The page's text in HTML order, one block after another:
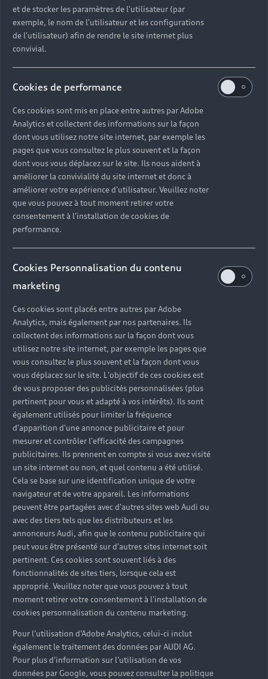
Découvrir le leasing Audi
pour les professionnels
Le leasing est de plus en plus apprécié que ce soit par
les particuliers ou les professionnels. Choisir l’Audi
A7 en leasing est une valeur sûre puisque vous
définissez vous-même le montant à allouer chaque
mois pour votre véhicule. Vous pouvez par ailleurs
verser un apport personnel pour aménager les
mensualités de cette formule de financement.
À qui s’adresse le leasing pour
les professionnels chez Audi ?
Grâce à Audi Business, la marque vous
accompagne dans votre projet de financement en
leasing et nos équipes vous aident à choisir la
meilleure formule de leasing. Quel que soit votre
statut, auto-entrepreneur, profession libérale,
PDG, salarié… tous les professionnels peuvent
contracter un leasing chez Audi.
et de stocker les paramètres de l'utilisateur (par
exemple, le nom de l'utilisateur et les configurations
de l'utilisateur) afin de rendre le site internet plus
convivial.
Cookies de performance
Ces cookies sont mis en place entre autres par Adobe
Analytics et collectent des informations sur la façon
dont vous utilisez notre site internet, par exemple les
pages que vous consultez le plus souvent et la façon
dont vous vous déplacez sur le site. Ils nous aident à
améliorer la convivialité du site internet et donc à
améliorer votre expérience d'utilisateur. Veuillez noter
que vous pouvez à tout moment retirer votre
consentement à l'installation de cookies de
performance.
Cookies Personnalisation du contenu
marketing
Ces cookies sont placés entre autres par Adobe
Analytics, mais également par nos partenaires. Ils
collectent des informations sur la façon dont vous
utilisez notre site internet, par exemple les pages que
vous consultez le plus souvent et la façon dont vous
vous déplacez sur le site. L'objectif de ces cookies est
de vous proposer des publicités personnalisées (plus
pertinent pour vous et adapté à vos intérêts). Ils sont
également utilisés pour limiter la fréquence
d'apparition d'une annonce publicitaire et pour
mesurer et contrôler l'efficacité des campagnes
publicitaires. Ils prennent en compte si vous avez visité
un site internet ou non, et quel contenu a été utilisé.
Cela se base sur une identification unique de votre
navigateur et de votre appareil. Les informations
peuvent être partagées avec d'autres sites web Audi ou
avec des tiers tels que les distributeurs et les
annonceurs Audi, afin que le contenu publicitaire qui
peut vous être présenté sur d'autres sites internet soit
pertinent. Ces cookies sont souvent liés à des
fonctionnalités de sites tiers, lorsque cela est
approprié. Veuillez noter que vous pouvez à tout
moment retirer votre consentement à l'installation de
cookies personnalisation du contenu marketing.
Pour l’utilisation d’Adobe Analytics, celui-ci inclut
également le traitement des données par AUDI AG.
Pour plus d’information sur l’utilisation de vos
données par Google, vous pouvez consulter la politique